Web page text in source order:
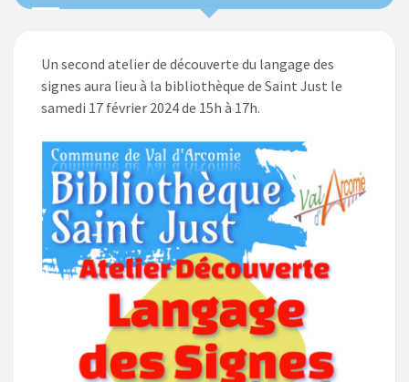
Un second atelier de découverte du langage des
signes aura lieu à la bibliothèque de Saint Just le
samedi 17 février 2024 de 15h à 17h.